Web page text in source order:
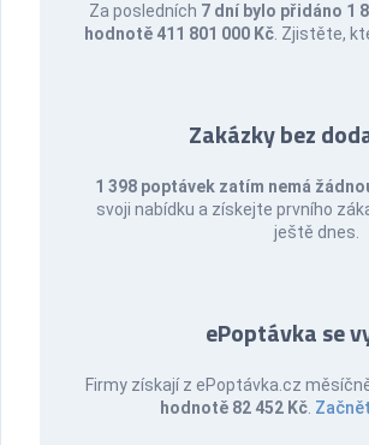
Za posledních 7 dní bylo přidáno 1
hodnotě 411 801 000 Kč . Zjistěte,
Zakázky bez
1 398 poptávek zatím nemá
svoji nabídku a získejte prvního
ještě dnes.
ePoptávka se
Firmy získají z ePoptávka.cz
hodnotě 82 452 Kč